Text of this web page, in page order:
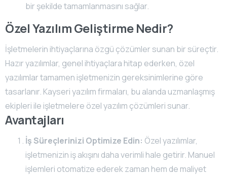
bir şekilde tamamlanmasını sağlar.
Özel Yazılım Geliştirme Nedir?
İşletmelerin ihtiyaçlarına özgü çözümler sunan bir süreçtir.
Hazır yazılımlar, genel ihtiyaçlara hitap ederken, özel
yazılımlar tamamen işletmenizin gereksinimlerine göre
tasarlanır. Kayseri yazılım firmaları, bu alanda uzmanlaşmış
ekipleri ile işletmelere özel yazılım çözümleri sunar.
Avantajları
İş Süreçlerinizi Optimize Edin: Özel yazılımlar,
işletmenizin iş akışını daha verimli hale getirir. Manuel
işlemleri otomatize ederek zaman hem de maliyet